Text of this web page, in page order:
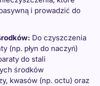
i prowadzić do
Do czyszczenia
(np. płyn do naczyń)
do stali
środków
kwasów (np. octu) oraz